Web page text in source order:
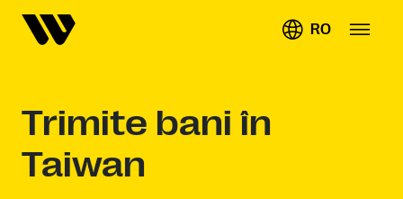
RO
Trimite bani în
Taiwan